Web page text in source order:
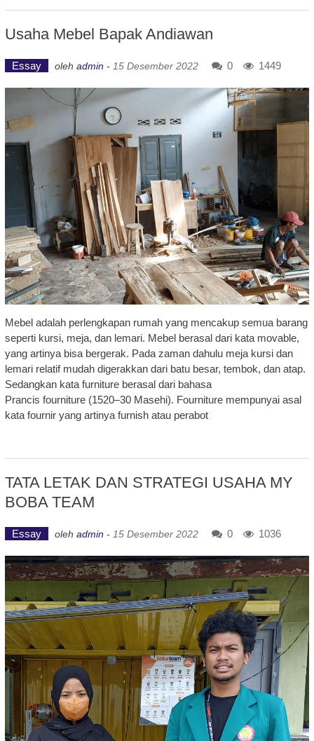
Usaha Mebel Bapak Andiawan
Essay oleh admin - 15 Desember 2022 0 1449
Mebel adalah perlengkapan rumah yang mencakup semua barang
seperti kursi, meja, dan lemari. Mebel berasal dari kata movable,
yang artinya bisa bergerak. Pada zaman dahulu meja kursi dan
lemari relatif mudah digerakkan dari batu besar, tembok, dan atap.
Sedangkan kata furniture berasal dari bahasa
Prancis fourniture (1520–30 Masehi). Fourniture mempunyai asal
kata fournir yang artinya furnish atau perabot
TATA LETAK DAN STRATEGI USAHA MY
BOBA TEAM
Essay oleh admin - 15 Desember 2022 0 1036